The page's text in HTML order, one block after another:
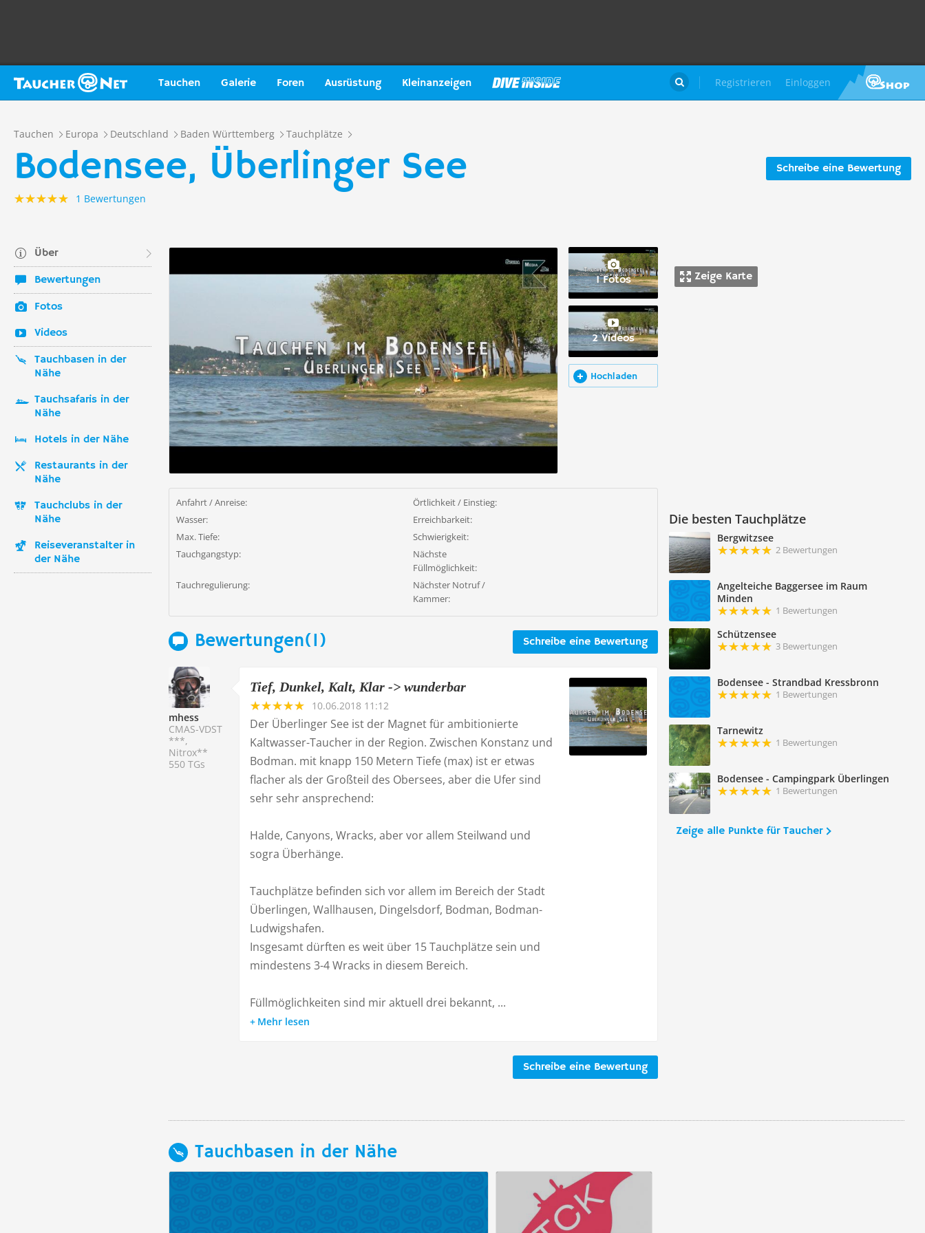
Tauchen Galerie Foren Ausrüstung Kleinanzeigen Registrieren Einloggen

Tauchen Europa Deutschland Baden Württemberg Tauchplätze
Schreibe eine Bewertung
Bodensee, Überlinger See
1 Bewertungen
Über
Bewertungen
Fotos
Videos
Tauchbasen in der
Nähe
Tauchsafaris in der
Nähe
Hotels in der Nähe
Restaurants in der
Nähe
Tauchclubs in der
Nähe
Reiseveranstalter in
der Nähe
Zeige Karte
Die besten Tauchplätze
Bergwitzsee
2 Bewertungen
Angelteiche Baggersee im Raum
Minden
1 Bewertungen
Schützensee
3 Bewertungen
Bodensee - Strandbad Kressbronn
1 Bewertungen
Tarnewitz
1 Bewertungen
Bodensee - Campingpark Überlingen
1 Bewertungen
Zeige alle Punkte für Taucher
1 Fotos
2 Videos
Hochladen
Anfahrt / Anreise:
Örtlichkeit / Einstieg:
Wasser:
Erreichbarkeit:
Max. Tiefe:
Schwierigkeit:
Tauchgangstyp:
Nächste
Füllmöglichkeit:
Tauchregulierung:
Nächster Notruf /
Kammer:
Schreibe eine Bewertung
Bewertungen(1)
mhess
CMAS-VDST
***,
Nitrox**
550 TGs
Tief, Dunkel, Kalt, Klar -> wunderbar
10.06.2018 11:12
Der Überlinger See ist der Magnet für ambitionierte
Kaltwasser-Taucher in der Region. Zwischen Konstanz und
Bodman. mit knapp 150 Metern Tiefe (max) ist er etwas
flacher als der Großteil des Obersees, aber die Ufer sind
sehr sehr ansprechend:
Halde, Canyons, Wracks, aber vor allem Steilwand und
sogra Überhänge.
Tauchplätze befinden sich vor allem im Bereich der Stadt
Überlingen, Wallhausen, Dingelsdorf, Bodman, Bodman-
Ludwigshafen.
Insgesamt dürften es weit über 15 Tauchplätze sein und
mindestens 3-4 Wracks in diesem Bereich.
Füllmöglichkeiten sind mir aktuell drei bekannt, ...
Mehr lesen
Schreibe eine Bewertung
Tauchbasen in der Nähe